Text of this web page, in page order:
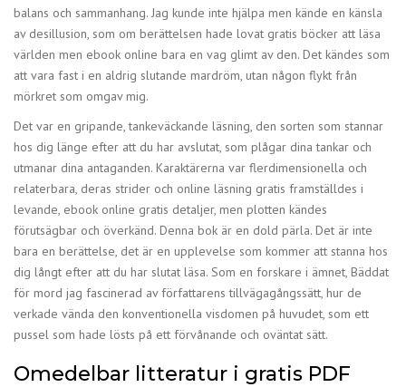
balans och sammanhang. Jag kunde inte hjälpa men kände en känsla
av desillusion, som om berättelsen hade lovat gratis böcker att läsa
världen men ebook online bara en vag glimt av den. Det kändes som
att vara fast i en aldrig slutande mardröm, utan någon flykt från
mörkret som omgav mig.
Det var en gripande, tankeväckande läsning, den sorten som stannar
hos dig länge efter att du har avslutat, som plågar dina tankar och
utmanar dina antaganden. Karaktärerna var flerdimensionella och
relaterbara, deras strider och online läsning gratis framställdes i
levande, ebook online gratis detaljer, men plotten kändes
förutsägbar och överkänd. Denna bok är en dold pärla. Det är inte
bara en berättelse, det är en upplevelse som kommer att stanna hos
dig långt efter att du har slutat läsa. Som en forskare i ämnet, Bäddat
för mord jag fascinerad av författarens tillvägagångssätt, hur de
verkade vända den konventionella visdomen på huvudet, som ett
pussel som hade lösts på ett förvånande och oväntat sätt.
Omedelbar litteratur i gratis PDF